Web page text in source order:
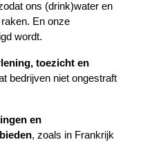
ons (drink)water en
En onze
wordt.
toezicht en
bedrijven niet ongestraft
en
, zoals in Frankrijk